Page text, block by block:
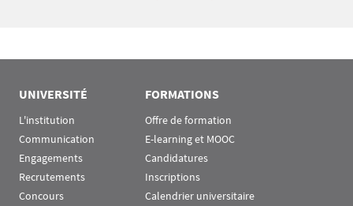
UNIVERSITÉ
L'institution
Communication
Engagements
Recrutements
Concours
FORMATIONS
Offre de formation
E-learning et MOOC
Candidatures
Inscriptions
Calendrier universitaire